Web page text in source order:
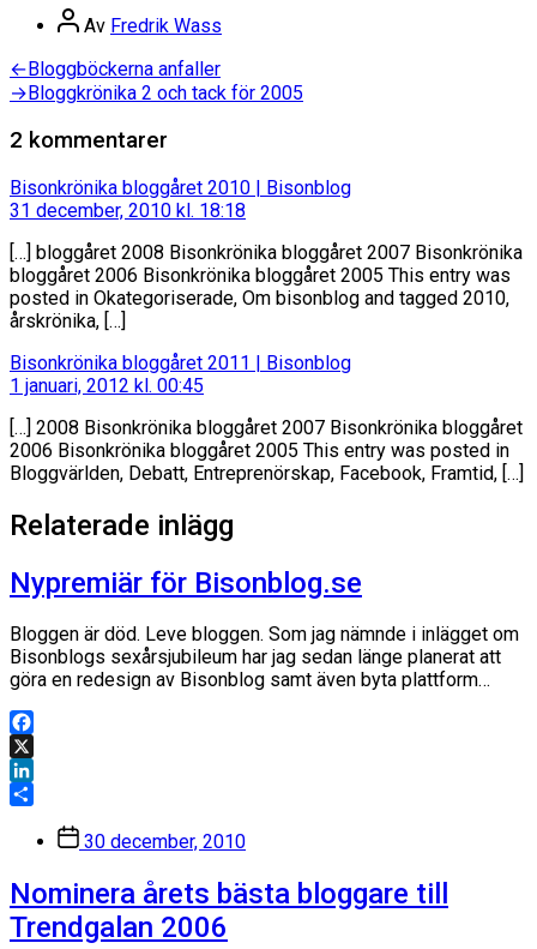
Inläggsförfattare
Av Fredrik Wass
Inläggsnavigering
←Föregående
inlägg:
Bloggböckerna anfaller
→Nästa
Bloggkrönika 2 och tack för 2005
2 kommentarer
Bisonkrönika bloggåret 2010 | Bisonblogsäger:
31 december, 2010 kl. 18:18
[…] bloggåret 2008 Bisonkrönika bloggåret 2007 Bisonkrönika
bloggåret 2006 Bisonkrönika bloggåret 2005 This entry was
posted in Okategoriserade, Om bisonblog and tagged 2010,
årskrönika, […]
Bisonkrönika bloggåret 2011 | Bisonblogsäger:
1 januari, 2012 kl. 00:45
[…] 2008 Bisonkrönika bloggåret 2007 Bisonkrönika bloggåret
2006 Bisonkrönika bloggåret 2005 This entry was posted in
Bloggvärlden, Debatt, Entreprenörskap, Facebook, Framtid, […]
Relaterade inlägg
Nypremiär för Bisonblog.se
Bloggen är död. Leve bloggen. Som jag nämnde i inlägget om
Bisonblogs sexårsjubileum har jag sedan länge planerat att
göra en redesign av Bisonblog samt även byta plattform…
Facebook
X
LinkedIn
Inläggsdatum
30 december, 2010
Nominera årets bästa bloggare till
Trendgalan 2006